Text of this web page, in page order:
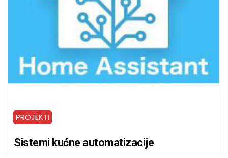
PROJEKTI
Sistemi kućne automatizacije